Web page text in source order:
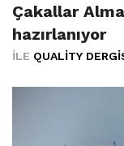
Çakallar
hazırlanıyor
İLE QUALITY